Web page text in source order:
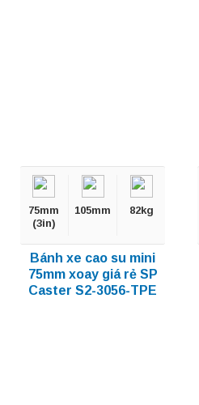
75mm
(3in)
105mm 82kg
Bánh xe cao su mini
75mm xoay giá rẻ SP
Caster S2-3056-TPE